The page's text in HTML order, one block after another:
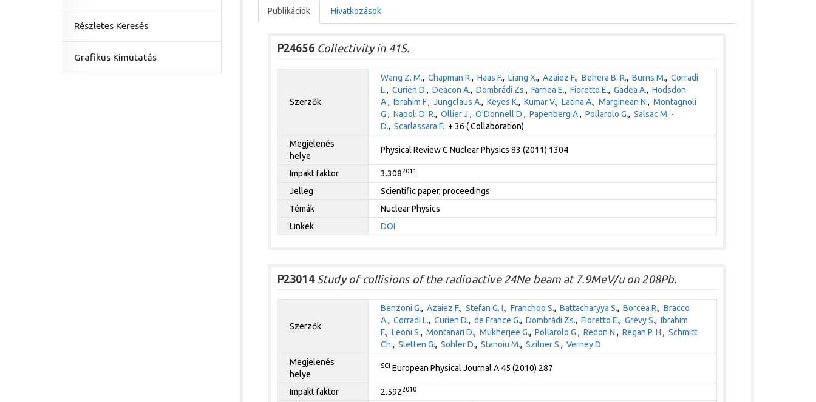
Részletes Keresés
Grafikus Kimutatás
Publikációk Hivatkozások
P24656Collectivity in 41S.
Szerzők
Wang Z. M., Chapman R., Haas F., Liang X., Azaiez F., Behera B. R., Burns M., Corradi
L., Curien D., Deacon A., Dombrádi Zs., Farnea E., Fioretto E., Gadea A., Hodsdon
A., Ibrahim F., Jungclaus A., Keyes K., Kumar V., Latina A., Marginean N., Montagnoli
G., Napoli D. R., Ollier J., O'Donnell D., Papenberg A., Pollarolo G., Salsac M. -
D., Scarlassara F. + 36 ( Collaboration)
Megjelenés
helye
Physical Review C Nuclear Physics 83 (2011) 1304
Impakt faktor 3.3082011
Jelleg
Scientific paper, proceedings
Témák
Nuclear Physics
Linkek
DOI
P23014Study of collisions of the radioactive 24Ne beam at 7.9MeV/u on 208Pb.
Szerzők
Benzoni G., Azaiez F., Stefan G. I., Franchoo S., Battacharyya S., Borcea R., Bracco
A., Corradi L., Curien D., de France G., Dombrádi Zs., Fioretto E., Grévy S., Ibrahim
F., Leoni S., Montanari D., Mukherjee G., Pollarolo G., Redon N., Regan P. H., Schmitt
Ch., Sletten G., Sohler D., Stanoiu M., Szilner S., Verney D.
Megjelenés
helye
SCI European Physical Journal A 45 (2010) 287
Impakt faktor 2.5922010